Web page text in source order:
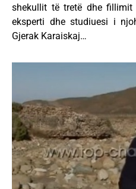
shekullit të tretë dhe
eksperti dhe studiuesi i
Gjerak Karaiskaj…